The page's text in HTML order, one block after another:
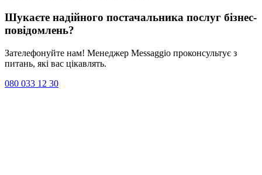
Шукаєте надійного постачальника послуг бізнес-
повідомлень?
Зателефонуйте нам! Менеджер Messaggio проконсультує з
питань, які вас цікавлять.
080 033 12 30